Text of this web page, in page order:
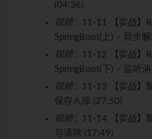
(04:36)
视频：
11-11 【实战】
SpringBoot(上) – 异步
视频：
11-12 【实战】
SpringBoot(下) – 监听
视频：
11-13 【实战】
保存入库 (27:50)
视频：
11-14 【实战】
与清除 (17:49)